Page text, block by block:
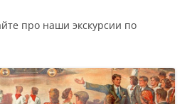
про наши экскурсии по